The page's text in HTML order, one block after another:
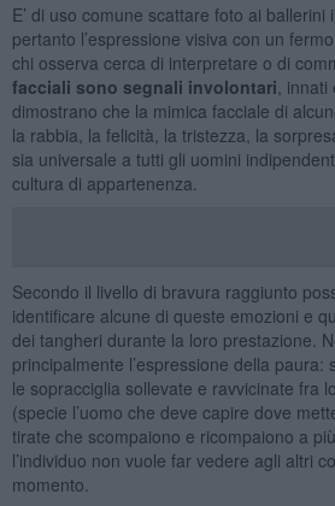
E’ di uso comune scattare foto ai ballerini
pertanto l’espressione visiva con un
chi osserva cerca di interpretare o di
facciali sono segnali involontari ,
dimostrano che la mimica facciale di
la rabbia, la felicità, la tristezza, la
sia universale a tutti gli uomini
cultura di appartenenza.
Secondo il livello di bravura raggiunto
identificare alcune di queste emozioni e
dei tangheri durante la loro prestazione.
principalmente l’espressione della paura:
le sopracciglia sollevate e ravvicinate fra
(specie l’uomo che deve capire dove
tirate che scompaiono e ricompaiono a
l’individuo non vuole far vedere agli altri
momento.